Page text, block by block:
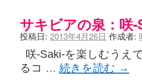
サキビアの泉：
投稿日: 2013年4月26日 作成者:
咲-Saki-を楽しむうえ
るコ … 続きを読む →